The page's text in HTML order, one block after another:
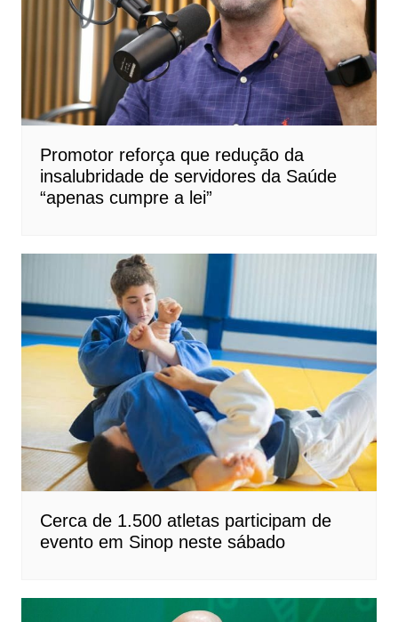
Promotor reforça que redução da
insalubridade de servidores da Saúde
“apenas cumpre a lei”
Cerca de 1.500 atletas participam de
evento em Sinop neste sábado